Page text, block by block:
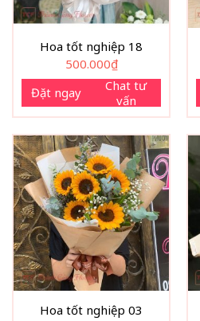
Hoa tốt nghiệp 18
500.000₫
Đặt ngay
Chat tư
vấn
Hoa tốt nghiệp 03